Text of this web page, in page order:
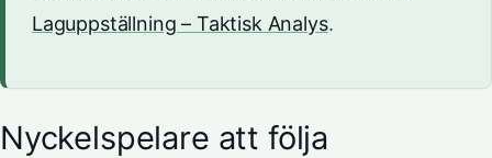
Laguppställning – Taktisk Analys.
Nyckelspelare att följa